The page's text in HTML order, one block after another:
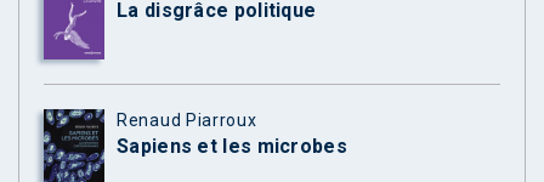
La disgrâce politique
Renaud Piarroux
Sapiens et les microbes